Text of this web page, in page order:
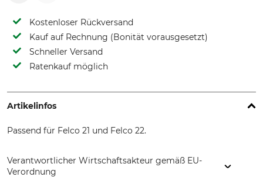
Kostenloser Rückversand
Kauf auf Rechnung (Bonität vorausgesetzt)
Schneller Versand
Ratenkauf möglich
Artikelinfos
Passend für Felco 21 und Felco 22.
Verantwortlicher Wirtschaftsakteur gemäß EU-
Verordnung